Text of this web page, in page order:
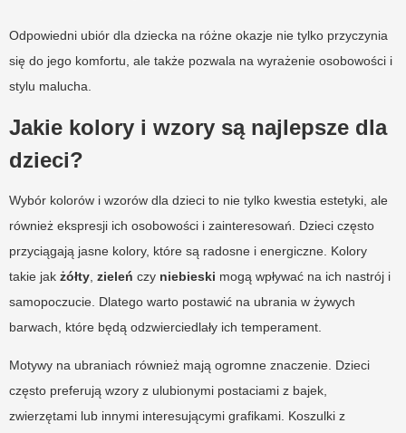
Odpowiedni ubiór dla dziecka na różne okazje nie tylko przyczynia
się do jego komfortu, ale także pozwala na wyrażenie osobowości i
stylu malucha.
Jakie kolory i wzory są najlepsze dla
dzieci?
Wybór kolorów i wzorów dla dzieci to nie tylko kwestia estetyki, ale
również ekspresji ich osobowości i zainteresowań. Dzieci często
przyciągają jasne kolory, które są radosne i energiczne. Kolory
takie jak żółty zieleń czy niebieski mogą wpływać na ich nastrój i
samopoczucie. Dlatego warto postawić na ubrania w żywych
barwach, które będą odzwierciedlały ich temperament.
Motywy na ubraniach również mają ogromne znaczenie. Dzieci
często preferują wzory z ulubionymi postaciami z bajek,
zwierzętami lub innymi interesującymi grafikami. Koszulki z